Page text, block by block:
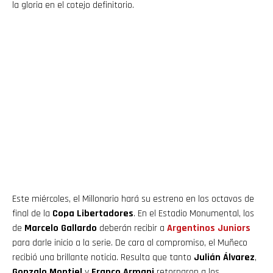
la gloria en el cotejo definitorio.
Este miércoles, el Millonario hará su estreno en los octavos de
final de la Copa Libertadores. En el Estadio Monumental, los
de Marcelo Gallardo deberán recibir a Argentinos Juniors
para darle inicio a la serie. De cara al compromiso, el Muñeco
recibió una brillante noticia. Resulta que tanto Julián Álvarez,